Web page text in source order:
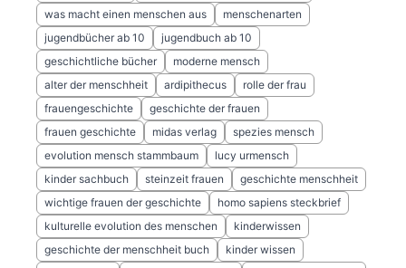
was macht einen menschen aus
menschenarten
jugendbücher ab 10
jugendbuch ab 10
geschichtliche bücher
moderne mensch
alter der menschheit
ardipithecus
rolle der frau
frauengeschichte
geschichte der frauen
frauen geschichte
midas verlag
spezies mensch
evolution mensch stammbaum
lucy urmensch
kinder sachbuch
steinzeit frauen
geschichte menschheit
wichtige frauen der geschichte
homo sapiens steckbrief
kulturelle evolution des menschen
kinderwissen
geschichte der menschheit buch
kinder wissen